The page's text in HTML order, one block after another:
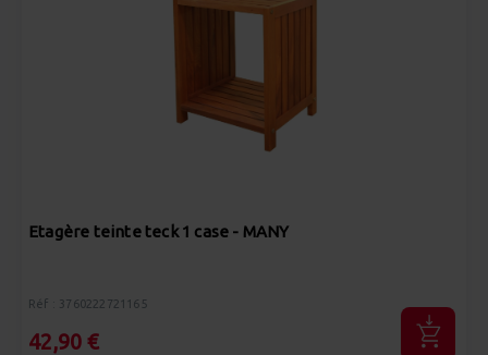
Etagère teinte teck 1 case - MANY
Réf : 3760222721165
42,90 €